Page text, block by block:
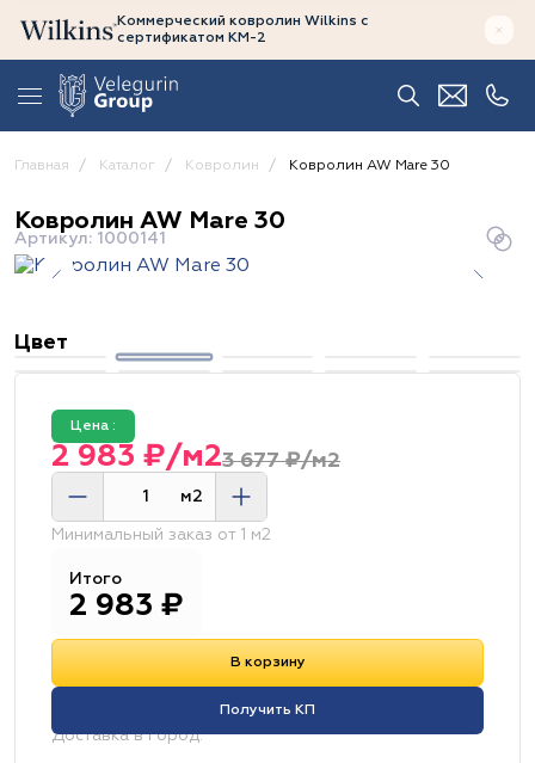
Коммерческий ковролин Wilkins с
сертификатом КМ-2
Главная Каталог Ковролин Ковролин AW Mare 30
Ковролин AW Mare 30
Артикул: 1000141
Цвет
Цена :
3 677 ₽/м2
2 983 ₽/м2
м2
Минимальный заказ от 1 м2
Итого
2 983 ₽
В корзину
Получить КП
Доставка в город: